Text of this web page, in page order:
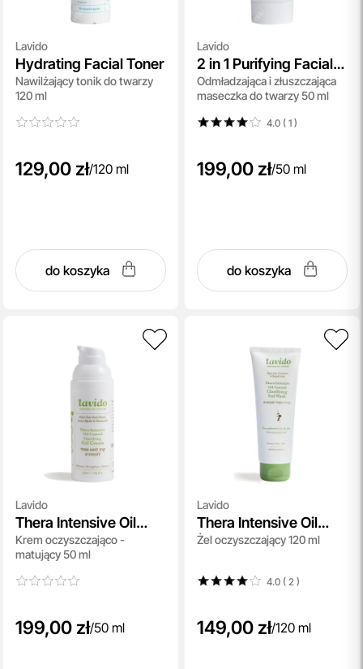
Lavido
Hydrating Facial Toner
Nawilżający tonik do twarzy
120 ml
129,00 zł/120 ml
do koszyka
Lavido
2 in 1 Purifying Facial
Maska and Exfoliator
Odmładzająca i złuszczająca
maseczka do twarzy 50 ml
4.0 ( 1)
199,00 zł/50 ml
do koszyka
Lavido
Thera Intensive Oil
Control Clarifying
Cream
Krem oczyszczająco -
matujący 50 ml
199,00 zł/50 ml
Lavido
Thera Intensive Oil
Control Clarifying Gel
Żel oczyszczający 120 ml
4.0 ( 2 )
149,00 zł/120 ml